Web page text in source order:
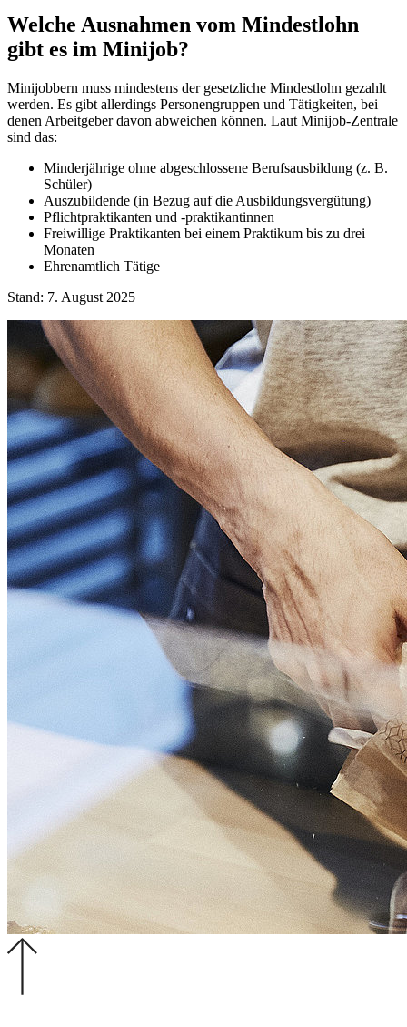
Welche Ausnahmen vom Mindestlohn
gibt es im Minijob?
Minijobbern muss mindestens der gesetzliche Mindestlohn gezahlt
werden. Es gibt allerdings Personengruppen und Tätigkeiten, bei
denen Arbeitgeber davon abweichen können. Laut Minijob-Zentrale
sind das:
Minderjährige ohne abgeschlossene Berufsausbildung (z. B.
Schüler)
Auszubildende (in Bezug auf die Ausbildungsvergütung)
Pflichtpraktikanten und -praktikantinnen
Freiwillige Praktikanten bei einem Praktikum bis zu drei
Monaten
Ehrenamtlich Tätige
Stand: 7. August 2025